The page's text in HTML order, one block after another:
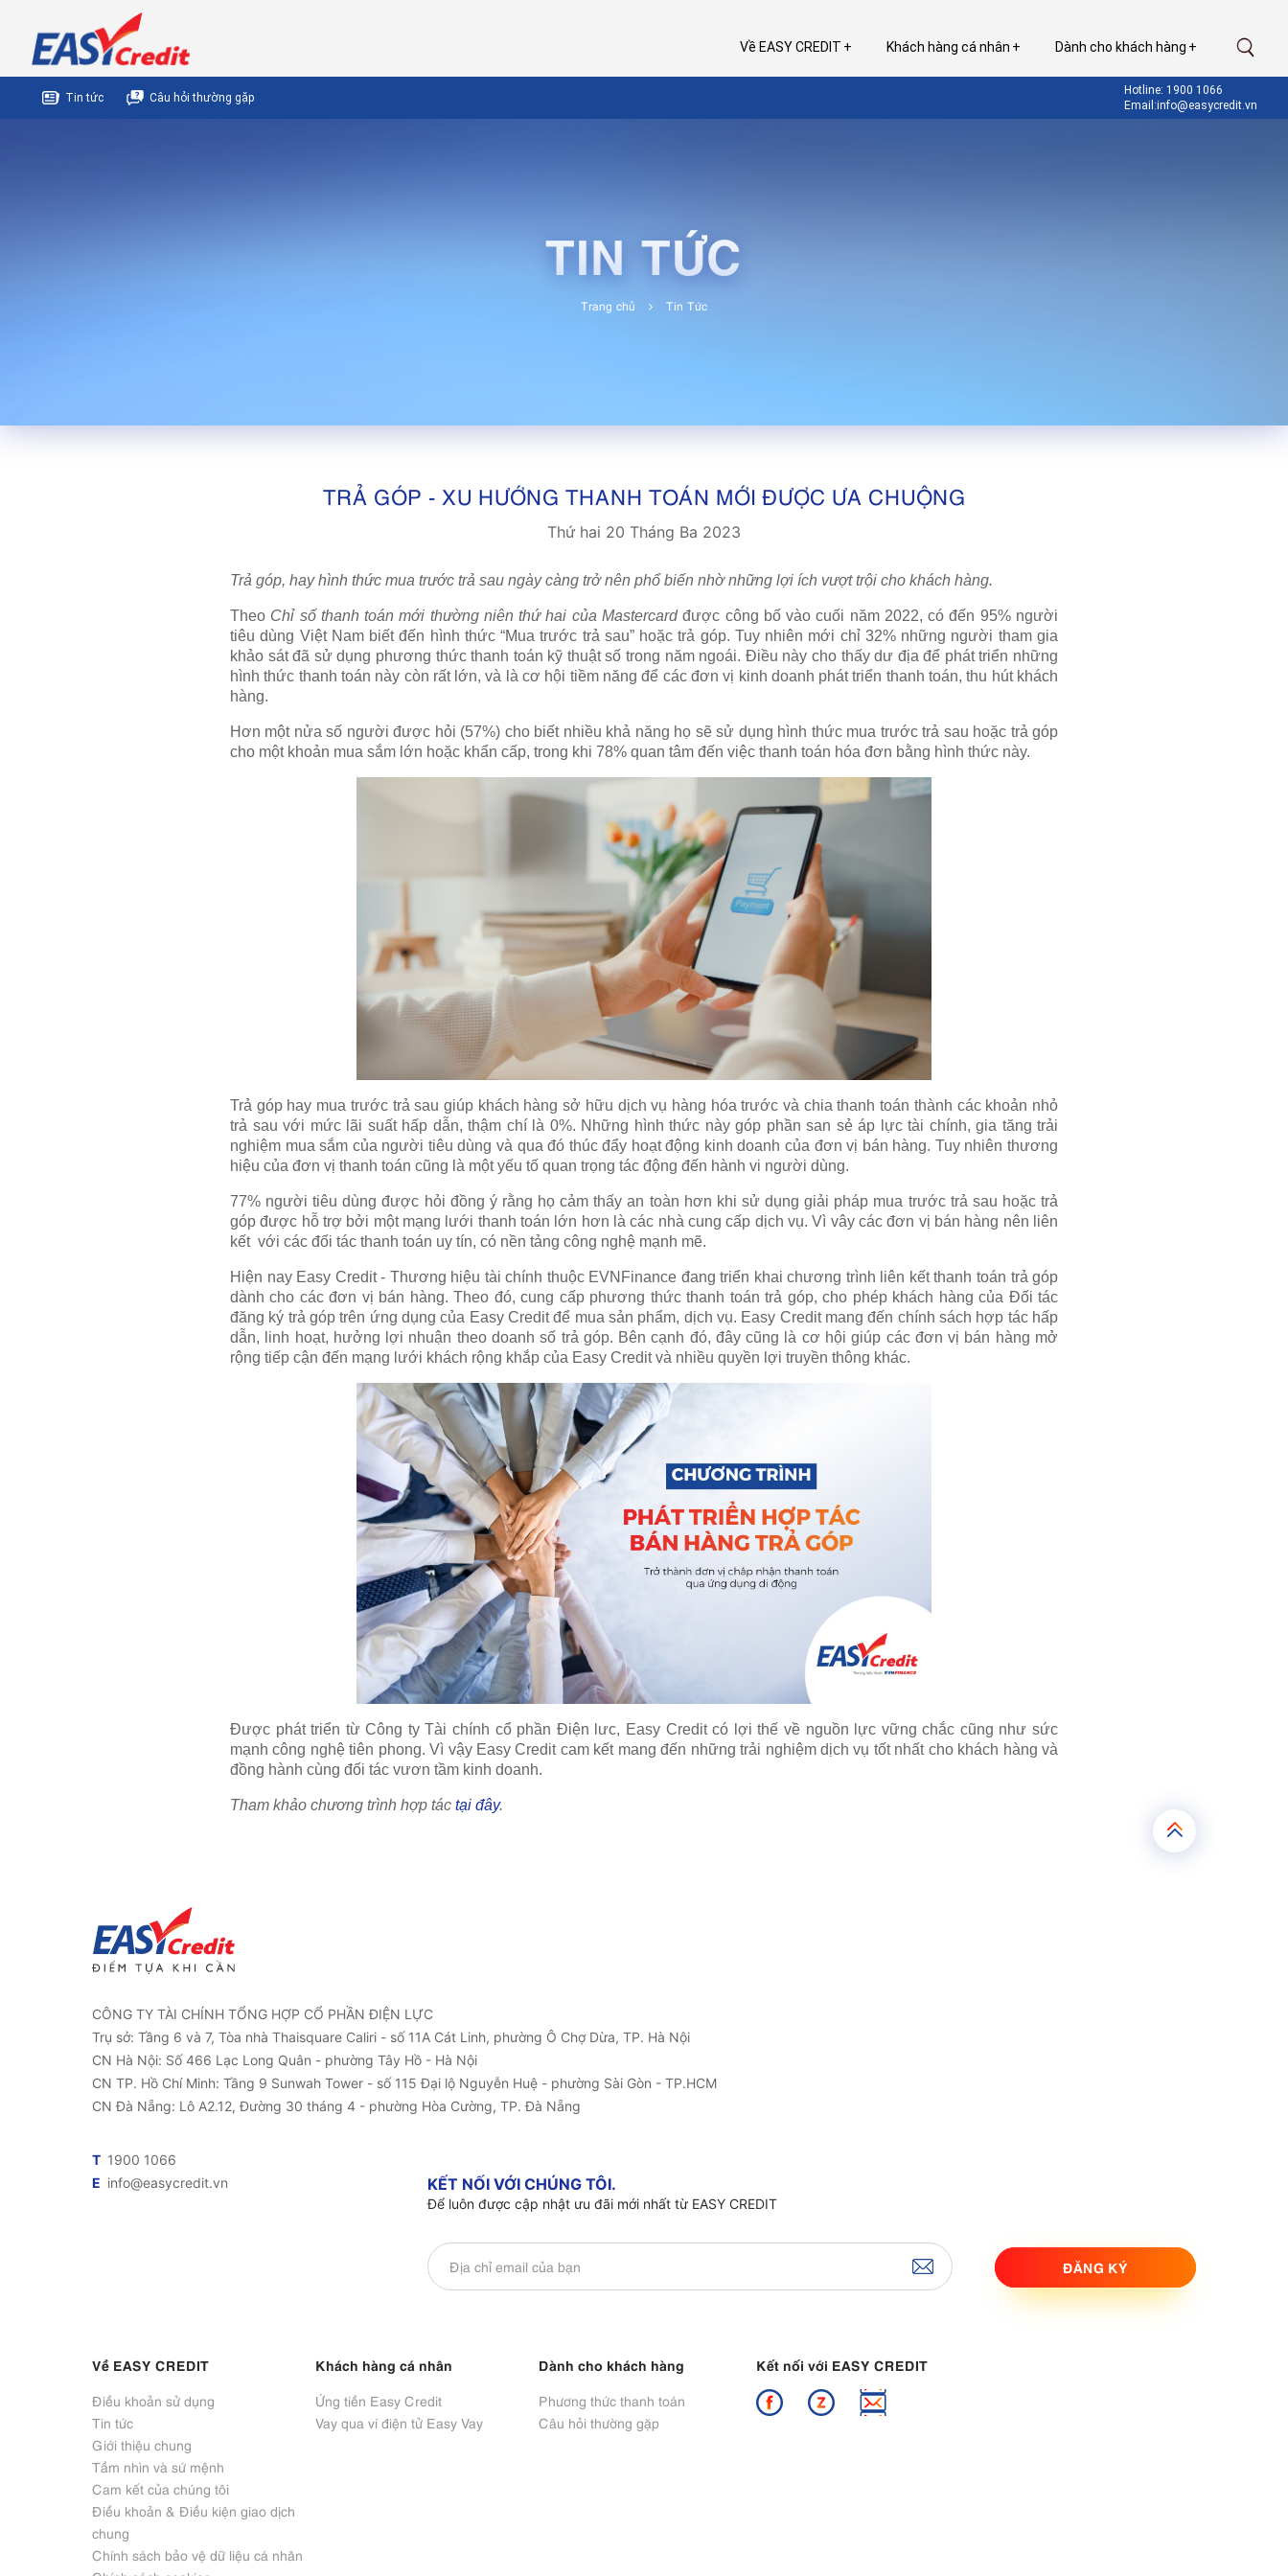
Về EASY CREDIT Khách hàng cá nhân Dành cho khách hàng
Tin tức Câu hỏi thường gặp
Hotline: 1900 1066
Email:info@easycredit.vn
TIN TỨC
Trang chủ Tin Tức
TRẢ GÓP - XU HƯỚNG THANH TOÁN MỚI ĐƯỢC ƯA CHUỘNG
Thứ hai 20 Tháng Ba 2023
Trả góp, hay hình thức mua trước trả sau ngày càng trở nên phổ biến nhờ những lợi ích vượt trội cho khách hàng.
Theo Chỉ số thanh toán mới thường niên thứ hai của Mastercardđược công bố vào cuối năm 2022, có đến 95% người
tiêu dùng Việt Nam biết đến hình thức “Mua trước trả sau” hoặc trả góp. Tuy nhiên mới chỉ 32% những người tham gia
khảo sát đã sử dụng phương thức thanh toán kỹ thuật số trong năm ngoái. Điều này cho thấy dư địa để phát triển những
hình thức thanh toán này còn rất lớn, và là cơ hội tiềm năng để các đơn vị kinh doanh phát triển thanh toán, thu hút khách
hàng.
Hơn một nửa số người được hỏi (57%) cho biết nhiều khả năng họ sẽ sử dụng hình thức mua trước trả sau hoặc trả góp
cho một khoản mua sắm lớn hoặc khẩn cấp, trong khi 78% quan tâm đến việc thanh toán hóa đơn bằng hình thức này.
Trả góp hay mua trước trả sau giúp khách hàng sở hữu dịch vụ hàng hóa trước và chia thanh toán thành các khoản nhỏ
trả sau với mức lãi suất hấp dẫn, thậm chí là 0%. Những hình thức này góp phần san sẻ áp lực tài chính, gia tăng trải
nghiệm mua sắm của người tiêu dùng và qua đó thúc đẩy hoạt động kinh doanh của đơn vị bán hàng. Tuy nhiên thương
hiệu của đơn vị thanh toán cũng là một yếu tố quan trọng tác động đến hành vi người dùng.
77% người tiêu dùng được hỏi đồng ý rằng họ cảm thấy an toàn hơn khi sử dụng giải pháp mua trước trả sau hoặc trả
góp được hỗ trợ bởi một mạng lưới thanh toán lớn hơn là các nhà cung cấp dịch vụ. Vì vây các đơn vị bán hàng nên liên
kết với các đối tác thanh toán uy tín, có nền tảng công nghệ mạnh mẽ.
Hiện nay Easy Credit- Thương hiệu tài chính thuộc EVNFinance đang triển khai chương trình liên kết thanh toán trả góp
dành cho các đơn vị bán hàng. Theo đó, cung cấp phương thức thanh toán trả góp, cho phép khách hàng của Đối tác
đăng ký trả góp trên ứng dụng của Easy Credit để mua sản phẩm, dịch vụ. Easy Credit mang đến chính sách hợp tác hấp
dẫn, linh hoạt, hưởng lợi nhuận theo doanh số trả góp. Bên cạnh đó, đây cũng là cơ hội giúp các đơn vị bán hàng mở
rộng tiếp cận đến mạng lưới khách rộng khắp của Easy Credit và nhiều quyền lợi truyền thông khác.
Được phát triển từ Công ty Tài chính cổ phần Điện lưc, Easy Credit có lợi thế về nguồn lực vững chắc cũng như sức
mạnh công nghệ tiên phong. Vì vậy Easy Credit cam kết mang đến những trải nghiệm dịch vụ tốt nhất cho khách hàng và
đồng hành cùng đối tác vươn tầm kinh doanh.
Tham khảo chương trình hợp tác tại đây.
CÔNG TY TÀI CHÍNH TỔNG HỢP CỔ PHẦN ĐIỆN LỰC
Trụ sở: Tầng 6 và 7, Tòa nhà Thaisquare Caliri - số 11A Cát Linh, phường Ô Chợ Dừa, TP. Hà Nội
CN Hà Nội: Số 466 Lạc Long Quân - phường Tây Hồ - Hà Nội
CN TP. Hồ Chí Minh: Tầng 9 Sunwah Tower - số 115 Đại lộ Nguyễn Huệ - phường Sài Gòn - TP.HCM
CN Đà Nẵng: Lô A2.12, Đường 30 tháng 4 - phường Hòa Cường, TP. Đà Nẵng
T 1900 1066
E info@easycredit.vn KẾT NỐI VỚI CHÚNG TÔI.
Để luôn được cập nhật ưu đãi mới nhất từ EASY CREDIT
ĐĂNG KÝ
Về EASY CREDIT
Điều khoản sử dụng
Tin tức
Giới thiệu chung
Tầm nhìn và sứ mệnh
Cam kết của chúng tôi
Điều khoản & Điều kiện giao dịch
chung
Chính sách bảo vệ dữ liệu cá nhân
Khách hàng cá nhân
Ứng tiền Easy Credit
Vay qua ví điện tử Easy Vay
Dành cho khách hàng
Phương thức thanh toán
Câu hỏi thường gặp
Kết nối với EASY CREDIT